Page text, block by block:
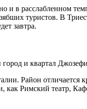
в расслабленном
туристов. В
завтра.
и квартал
Район
как Римский театр,